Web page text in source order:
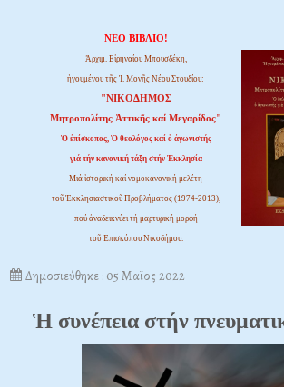
ΝΕΟ ΒΙΒΛΙΟ!
Ἀρχιμ. Εἰρηναίου Μπουσδέκη,
ἡγουμένου τῆς Ἱ. Μονῆς Νέου Στουδίου:
"ΝΙΚΟΔΗΜΟΣ
Μητροπολίτης Ἀττικῆς καί Μεγαρίδος"
Ὁ ἐπίσκοπος, Ὁ θεολόγος καί ὁ ἀγωνιστής
γιά τήν κανονική τάξη στήν Ἐκκλησία
Μιά ἱστορική καί νομοκανονική μελέτη
τοῦ Ἐκκλησιαστικοῦ Προβλήματος (1974-2013),
πού ἀναδεικνύει τή μαρτυρική μορφή
τοῦ Ἐπισκόπου Νικοδήμου.
Δημοσιεύθηκε : 05 Μαϊος 2022
Ἡ συνέπεια στήν